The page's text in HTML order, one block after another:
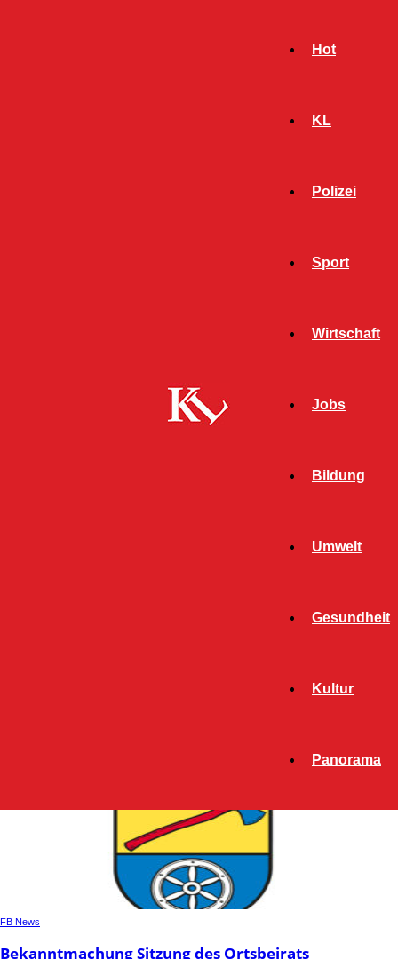
Hot
KL
Polizei
Sport
Wirtschaft
Jobs
Bildung
Umwelt
Gesundheit
Kultur
Panorama
FB News
Bekanntmachung Sitzung des Ortsbeirats